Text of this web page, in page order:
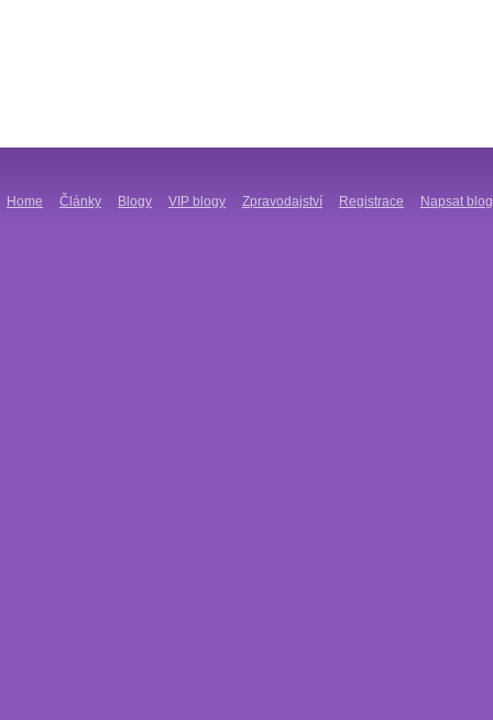
Home Články Blogy VIP blogy Zpravodajství Registrace Napsat blog